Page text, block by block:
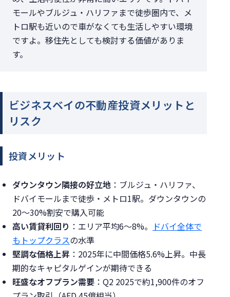
モールやブルジュ・ハリファまで徒歩圏内で、メ
トロ駅も近いので車がなくても生活しやすい環境
ですよ。移住先としても検討する価値がありま
す。
ビジネスベイの不動産投資メリットと
リスク
投資メリット
ダウンタウン隣接の好立地 ：ブルジュ・ハリファ、
ドバイモールまで徒歩・メトロ1駅。ダウンタウンの
20〜30%割安で購入可能
高い賃貸利回り ：エリア平均6〜8%。 ドバイ全体で
もトップクラスの水準
堅調な価格上昇 ：2025年に中間価格5.6%上昇。中長
期的なキャピタルゲインが期待できる
旺盛なオフプラン需要 ：Q2 2025で約1,900件のオフ